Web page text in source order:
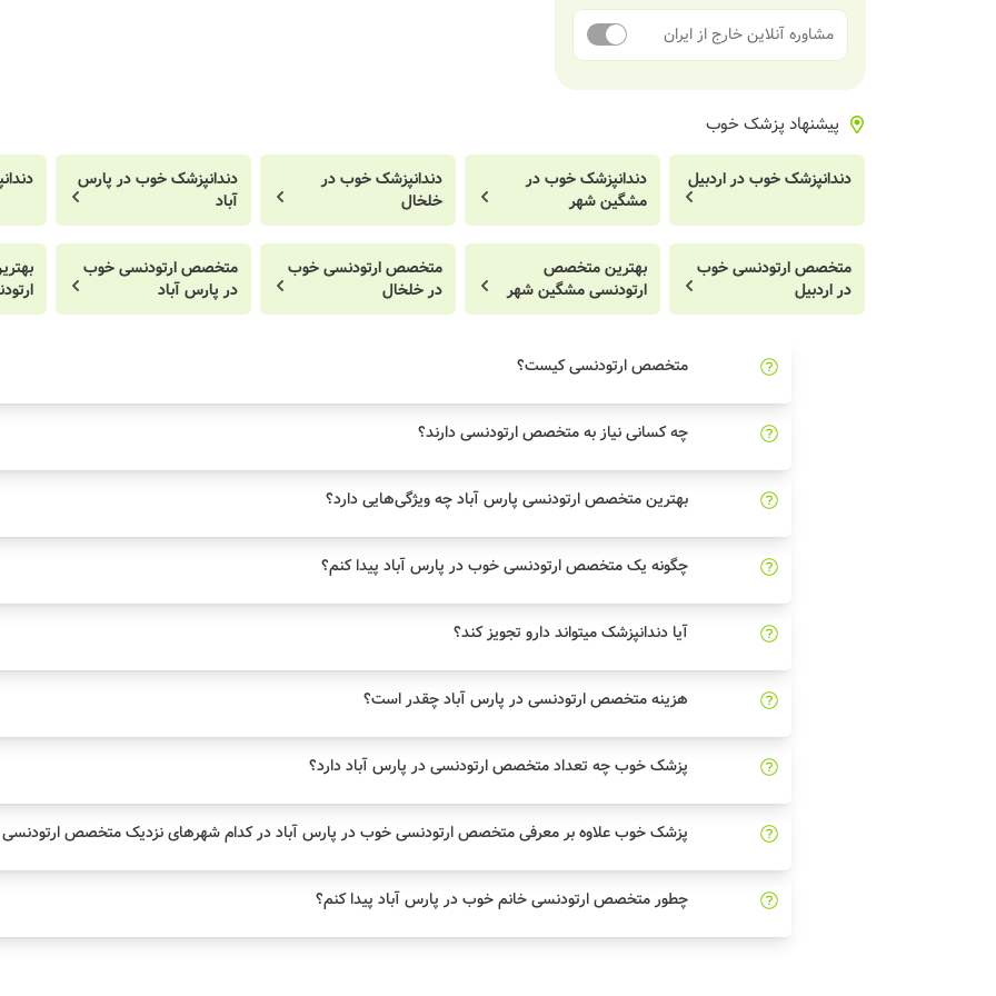
مشاوره آنلاین خارج از ایران
پیشنهاد پزشک خوب
دندانپزشک خوب در اردبیل
دندانپزشک خوب در
مشگین شهر
دندانپزشک خوب در
خلخال
دندانپزشک خوب در پارس
آباد
متخصص ارتودنسی خوب
در اردبیل
بهترین متخصص
ارتودنسی مشگین شهر
متخصص ارتودنسی خوب
در خلخال
متخصص ارتودنسی خوب
در پارس آباد
متخصص ارتودنسی کیست؟
چه کسانی نیاز به متخصص ارتودنسی دارند؟
بهترین متخصص ارتودنسی پارس آباد چه ویژگی‌هایی دارد؟
چگونه یک متخصص ارتودنسی خوب در پارس آباد پیدا کنم؟
آیا دندانپزشک میتواند دارو تجویز کند؟
هزینه متخصص ارتودنسی در پارس آباد چقدر است؟
پزشک خوب چه تعداد متخصص ارتودنسی در پارس آباد دارد؟
پزشک خوب علاوه بر معرفی متخصص ارتودنسی خوب در پارس آباد در کدام شهرهای نزدیک متخصص ارتودنسی
چطور متخصص ارتودنسی خانم خوب در پارس آباد پیدا کنم؟